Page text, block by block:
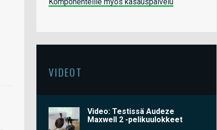
VIDEOT
Video: Testissä Audeze
Maxwell 2 -pelikuulokkeet